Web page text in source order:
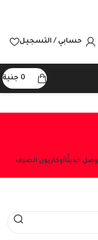
حسابي / التسجيل
0 جنية
وصل حديثًاأوكازيون الصيف